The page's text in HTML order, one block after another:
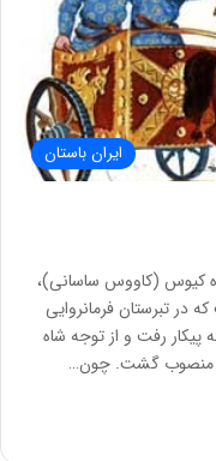
ایران باستان
شاپور و نواده کیوس (کاووس ساسانی)،
در تبرستان فرمانروایی
رفت و از توجه شاه
منصوب گشت. چون…